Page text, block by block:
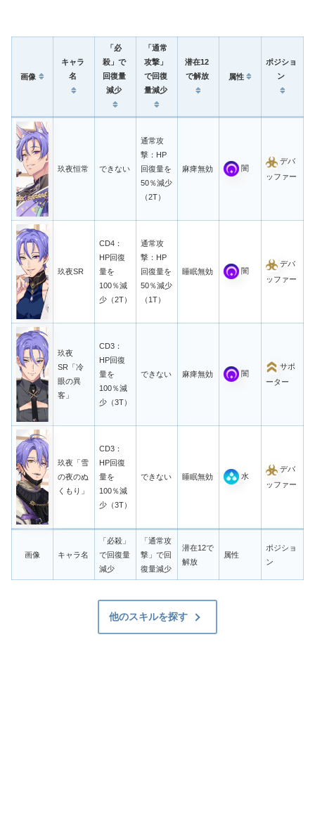
画像
キャラ
名
「必
殺」で
回復量
減少
「通常
攻撃」
で回復
量減少
潜在12
で解放
属性
ポジショ
ン
玖夜恒常 できない
通常攻
撃：HP
回復量を
50％減少
（2T）
麻痺無効 闇
デバ
ッファー
玖夜SR
CD4：
HP回復
量を
100％減
少（2T）
通常攻
撃：HP
回復量を
50％減少
（1T）
睡眠無効 闇
デバ
ッファー
玖夜
SR「冷
眼の異
客」
CD3：
HP回復
量を
100％減
少（3T）
できない 麻痺無効 闇
サポ
ーター
玖夜「雪
の夜のぬ
くもり」
CD3：
HP回復
量を
100％減
少（3T）
できない 睡眠無効 水
デバ
ッファー
画像 キャラ名
「必殺」
で回復量
減少
「通常攻
撃」で回
復量減少
潜在12で
解放
属性
ポジショ
ン
他のスキルを探す